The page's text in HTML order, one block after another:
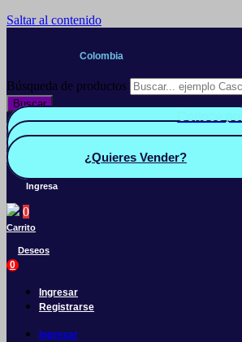
Saltar al contenido
Colombia
Búsqueda de productos
Buscar
Conoce
¿Quieres Vender?
Ingresa
0
Carrito
Deseos
0
Ingresar
Registrarse
Ingresar